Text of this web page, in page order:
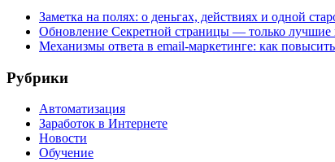
Заметка на полях: о деньгах, действиях и одной
Обновление Секретной страницы — только лучшие
Механизмы ответа в email-маркетинге: как
Рубрики
Автоматизация
Заработок в Интернете
Новости
Обучение